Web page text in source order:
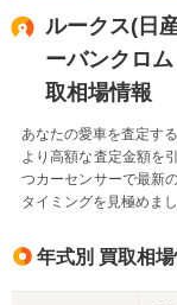
ルークス(日
ーバンクロ
取相場情報
あなたの愛車を査定す
より高額な査定金額を
つカーセンサーで最新
タイミングを見極めまし
年式別 買取相